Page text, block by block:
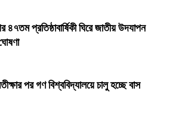
৪৭তম প্রতিষ্ঠাবার্ষিকী ঘিরে জাতীয় উদযাপন
পর গণ বিশ্ববিদ্যালয়ে চালু হচ্ছে বাস